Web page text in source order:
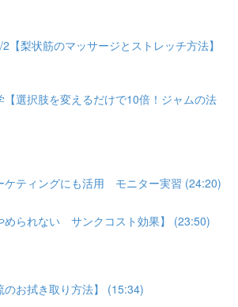
【梨状筋のマッサージとストレッチ方法】
【選択肢を変えるだけで10倍！ジャムの法
ケティングにも活用 モニター実習 (24:20)
められない サンクコスト効果】 (23:50)
のお拭き取り方法】 (15:34)